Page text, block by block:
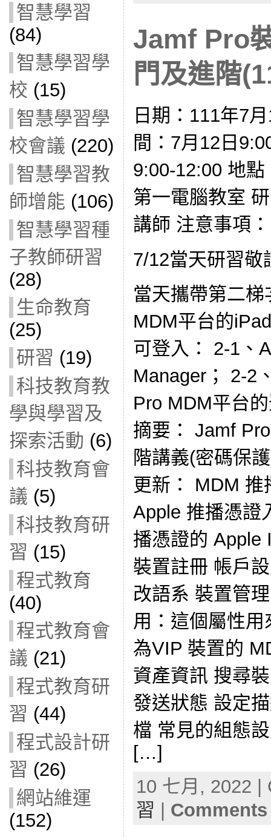
智慧學習
(84)
智慧學習學
校 (15)
智慧學習學
校會議 (220)
智慧學習教
師增能 (106)
智慧學習種
子教師研習
(28)
生命教育
(25)
研習 (19)
科技教育教
學與學習及
探索活動 (6)
科技教育會
議 (5)
科技教育研
習 (15)
程式教育
(40)
程式教育會
議 (21)
程式教育研
習 (44)
程式設計研
習 (26)
網站維運
(152)
Jamf Pro
門及進階
日期：111年7
間：7月12日
9:00-12:00 地
第一電腦教室
講師 注意事項：
7/12當天研習敬
當天攜帶第二
MDM平台的
可登入： 2-1、
Manager； 2-2
Pro MDM平台
摘要： Jamf
階講義(密碼保
更新： MDM
Apple 推播憑證
播憑證的 Apple
裝置註冊 帳戶
改語系 裝置管
用：這個屬性
為VIP 裝置的
資產資訊 搜尋
發送狀態 設定
檔 常見的組態
[…]
10 七月, 2022
習